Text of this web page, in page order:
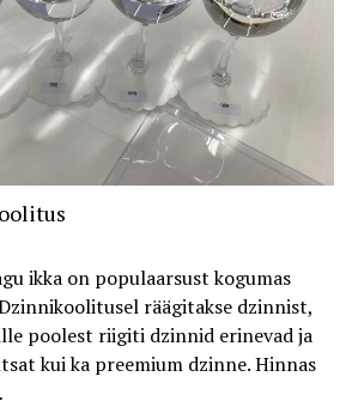
ikka on populaarsust kogumas
räägitakse dzinnist,
poolest riigiti dzinnid erinevad ja
kui ka preemium dzinne. Hinnas